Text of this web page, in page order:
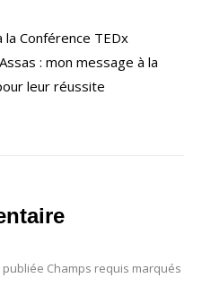
la Conférence TEDx
: mon message à la
leur réussite
Champs requis marqués